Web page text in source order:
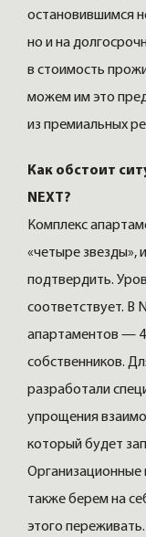
остановившимся
но и на
в стоимость
можем им это
из премиальных
Как обстоит
NEXT?
Комплекс
«четыре звезды»,
подтвердить.
соответствует. В
апартаментов —
собственников.
разработали
упрощения
который будет
Организационные
также берем на
этого переживать.